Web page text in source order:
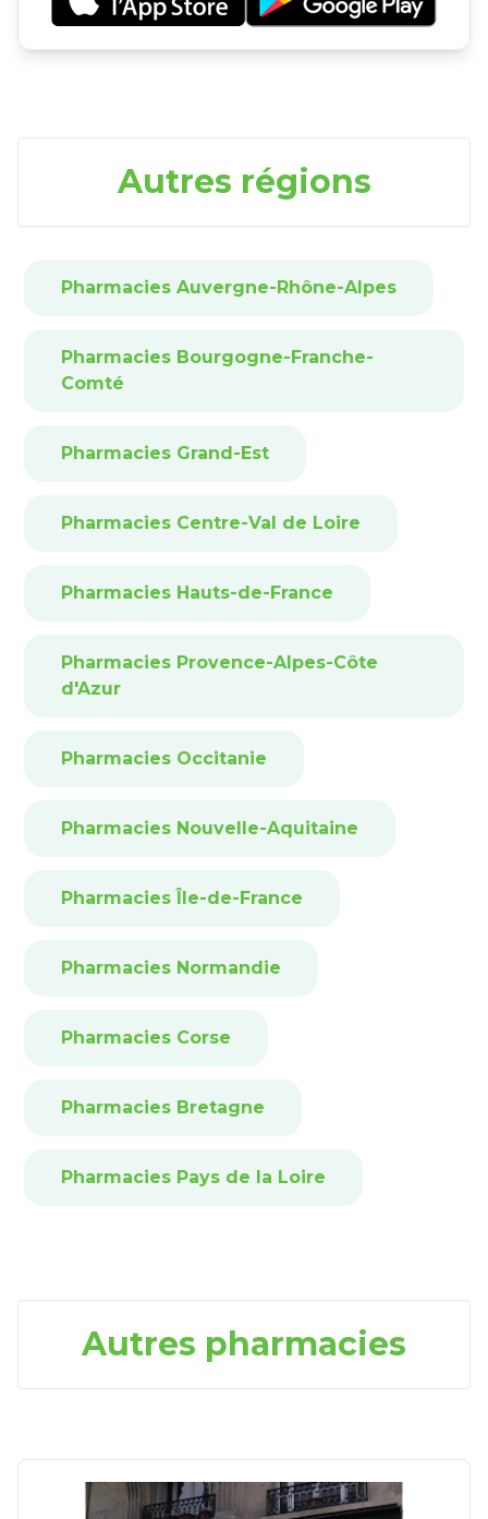
Autres régions
Pharmacies Auvergne-Rhône-Alpes
Pharmacies Bourgogne-Franche-
Comté
Pharmacies Grand-Est
Pharmacies Centre-Val de Loire
Pharmacies Hauts-de-France
Pharmacies Provence-Alpes-Côte
d'Azur
Pharmacies Occitanie
Pharmacies Nouvelle-Aquitaine
Pharmacies Île-de-France
Pharmacies Normandie
Pharmacies Corse
Pharmacies Bretagne
Pharmacies Pays de la Loire
Autres pharmacies